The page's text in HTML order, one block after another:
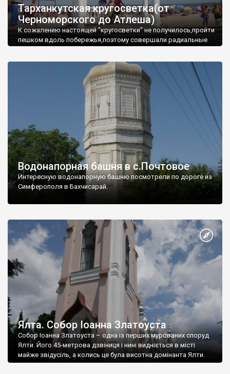
Тарханкутская кругосветка(от
Черноморского до Атлеша)
К сожалению настоящей "кругосветки" не получилось,пройти
пешком вдоль побережья,поэтому совершали радиальные
Водонапорная башня в с.Почтовое
Интересную водонапорную башню посмотрели по дороге из
Симферополя в Бахчисарай.
Ялта. Собор Іоанна Златоуста
Собор Іоанна Златоуста – одна із перших мурованих споруд
Ялти. Його 45-метрова дзвіниця і нині видніється в місті
майже звідусіль, а колись це була висотна домінанта Ялти.